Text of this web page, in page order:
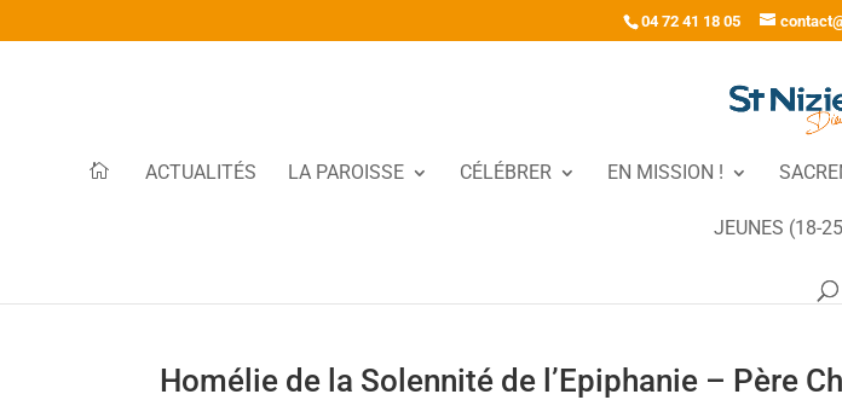
04 72 41 18 05
ACTUALITÉS LA PAROISSE CÉLÉBRER EN MISSION !
JEUNES (18-
Homélie de la Solennité de l’Epiphanie – Père